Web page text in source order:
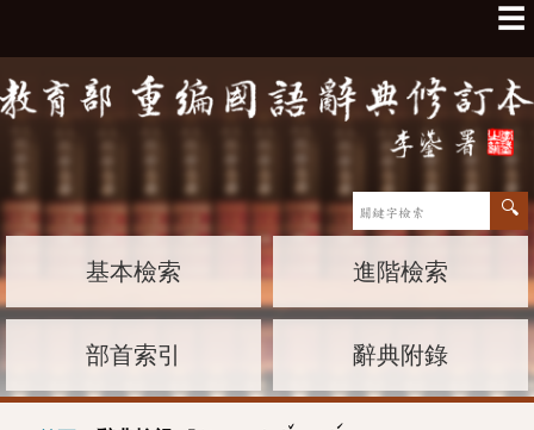
☰
基本檢索 進階檢索
部首索引 辭典附錄
ˇ ˊ